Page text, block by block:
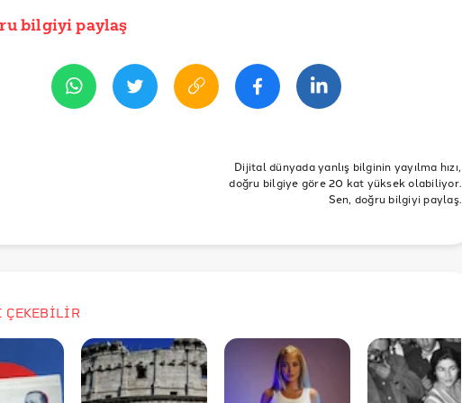
bilgiyi paylaş
Dijital dünyada yanlış bilginin yayılma hızı,
doğru bilgiye göre 20 kat yüksek olabiliyor.
Sen, doğru bilgiyi paylaş.